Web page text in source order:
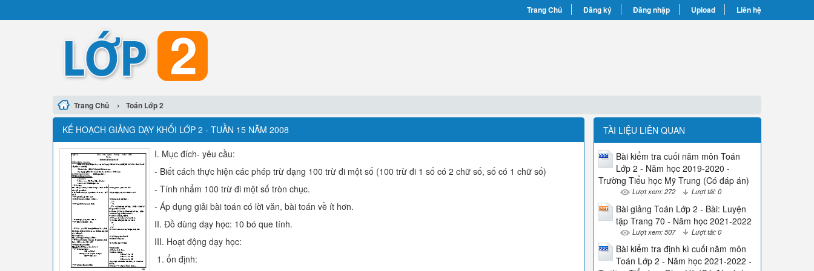
Trang Chủ Đăng ký Đăng nhập Upload Liên hệ
Trang Chủ › Toán Lớp 2
KẾ HOẠCH GIẢNG DẠY KHỐI LỚP 2 - TUẦN 15 NĂM 2008
I. Mục đích- yêu cầu:
- Biết cách thực hiện các phép trừ dạng 100 trừ đi một số (100 trừ đi 1 số có 2 chữ số, số có 1 chữ số)
- Tính nhẩm 100 trừ đi một số tròn chục.
- Áp dụng giải bài toán có lời văn, bài toán về ít hơn.
II. Đồ dùng dạy học: 10 bó que tính.
III. Hoạt động dạy học:
1. ổn định:
TÀI LIỆU LIÊN QUAN
Bài kiểm tra cuối năm môn Toán
Lớp 2 - Năm học 2019-2020 -
Trường Tiểu học Mỹ Trung (Có đáp án)
Lượt xem: 272 Lượt tải: 0
Bài giảng Toán Lớp 2 - Bài: Luyện
tập Trang 70 - Năm học 2021-2022
Lượt xem: 507 Lượt tải: 0
Bài kiểm tra định kì cuối năm môn
Toán Lớp 2 - Năm học 2021-2022 -